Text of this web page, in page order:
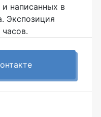
и написанных в
Экспозиция